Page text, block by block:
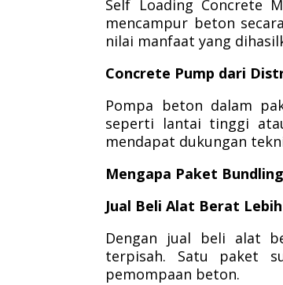
Self Loading Concrete
mencampur beton
nilai manfaat yang
Concrete Pump dari
Pompa beton dalam
seperti lantai tinggi
mendapat dukungan
Mengapa Paket
Jual Beli Alat Berat
Dengan jual beli alat
terpisah. Satu paket
pemompaan beton.